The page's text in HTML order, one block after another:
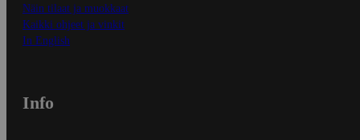
Näin tilaat ja muokkaat
Kaikki ohjeet ja vinkit
In English
Info